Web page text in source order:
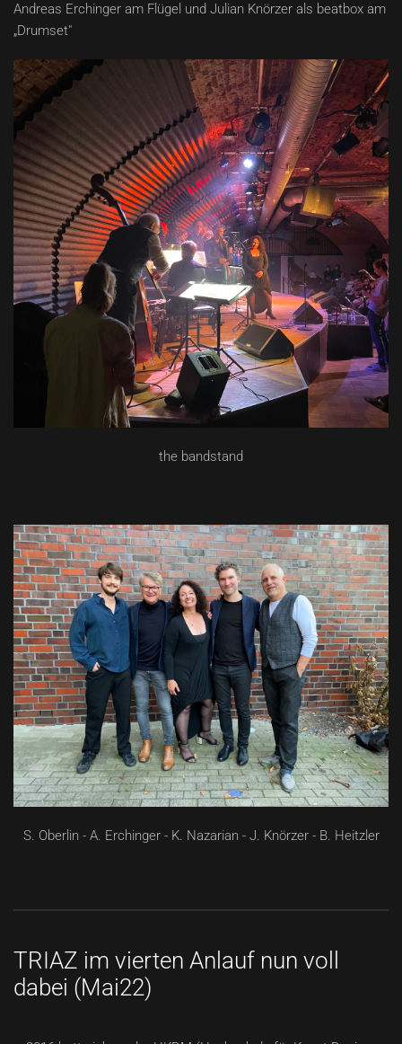
Andreas Erchinger am Flügel und Julian Knörzer als beatbox am
„Drumset"
the bandstand
S. Oberlin - A. Erchinger - K. Nazarian - J. Knörzer - B. Heitzler
TRIAZ im vierten Anlauf nun voll
dabei (Mai22)